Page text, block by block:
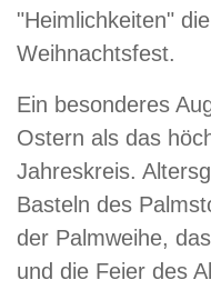
"Heimlichkeiten"
Weihnachtsfest.
Ein besonderes
Ostern als das
Jahreskreis.
Basteln des
der Palmweihe,
und die Feier des